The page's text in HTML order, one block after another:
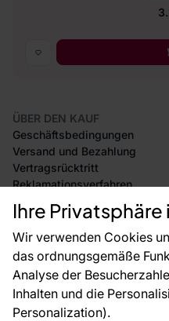
Ihre
Wir verwenden Cookies
das ordnungsgemäße
Analyse der
Inhalten und die
Personalization).
ÜBER DEN KAUF
Geschäftsbedingungen
Versand und Bezahlung
Vertragsrücktritt
Reklamationsverfahren
Rücksendung von Waren
CE-Zertifizierung
Großhandel
Raumvisualisierung
FÜR SIE
Blog